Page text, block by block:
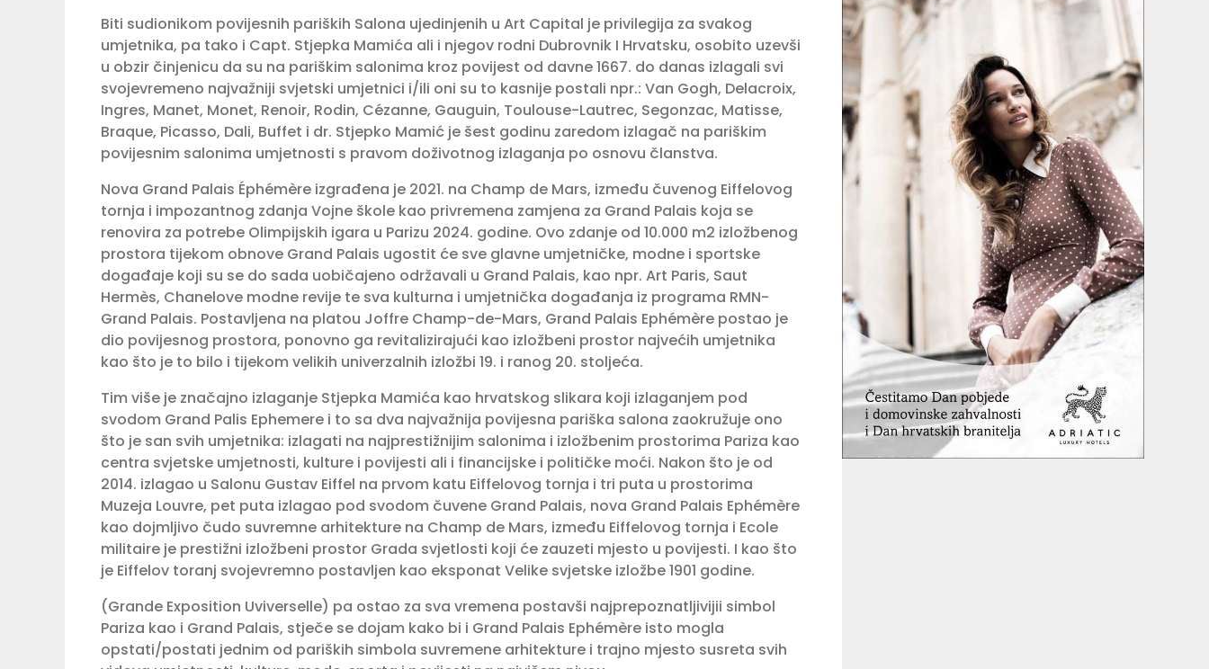
Biti sudionikom povijesnih pariških Salona ujedinjenih u Art Capital je privilegija za svakog
umjetnika, pa tako i Capt. Stjepka Mamića ali i njegov rodni Dubrovnik I Hrvatsku, osobito uzevši
u obzir činjenicu da su na pariškim salonima kroz povijest od davne 1667. do danas izlagali svi
svojevremeno najvažniji svjetski umjetnici i/ili oni su to kasnije postali npr.: Van Gogh, Delacroix,
Ingres, Manet, Monet, Renoir, Rodin, Cézanne, Gauguin, Toulouse-Lautrec, Segonzac, Matisse,
Braque, Picasso, Dali, Buffet i dr. Stjepko Mamić je šest godinu zaredom izlagač na pariškim
povijesnim salonima umjetnosti s pravom doživotnog izlaganja po osnovu članstva.
Nova Grand Palais Éphémère izgrađena je 2021. na Champ de Mars, između čuvenog Eiffelovog
tornja i impozantnog zdanja Vojne škole kao privremena zamjena za Grand Palais koja se
renovira za potrebe Olimpijskih igara u Parizu 2024. godine. Ovo zdanje od 10.000 m2 izložbenog
prostora tijekom obnove Grand Palais ugostit će sve glavne umjetničke, modne i sportske
događaje koji su se do sada uobičajeno održavali u Grand Palais, kao npr. Art Paris, Saut
Hermès, Chanelove modne revije te sva kulturna i umjetnička događanja iz programa RMN-
Grand Palais. Postavljena na platou Joffre Champ-de-Mars, Grand Palais Ephémère postao je
dio povijesnog prostora, ponovno ga revitalizirajući kao izložbeni prostor najvećih umjetnika
kao što je to bilo i tijekom velikih univerzalnih izložbi 19. i ranog 20. stoljeća.
Tim više je značajno izlaganje Stjepka Mamića kao hrvatskog slikara koji izlaganjem pod
svodom Grand Palis Ephemere i to sa dva najvažnija povijesna pariška salona zaokružuje ono
što je san svih umjetnika: izlagati na najprestižnijim salonima i izložbenim prostorima Pariza kao
centra svjetske umjetnosti, kulture i povijesti ali i financijske i političke moći. Nakon što je od
2014. izlagao u Salonu Gustav Eiffel na prvom katu Eiffelovog tornja i tri puta u prostorima
Muzeja Louvre, pet puta izlagao pod svodom čuvene Grand Palais, nova Grand Palais Ephémère
kao dojmljivo čudo suvremne arhitekture na Champ de Mars, između Eiffelovog tornja i Ecole
militaire je prestižni izložbeni prostor Grada svjetlosti koji će zauzeti mjesto u povijesti. I kao što
je Eiffelov toranj svojevremno postavljen kao eksponat Velike svjetske izložbe 1901 godine.
(Grande Exposition Uviverselle) pa ostao za sva vremena postavši najprepoznatljivijii simbol
Pariza kao i Grand Palais, stječe se dojam kako bi i Grand Palais Ephémère isto mogla
opstati/postati jednim od pariških simbola suvremene arhitekture i trajno mjesto susreta svih